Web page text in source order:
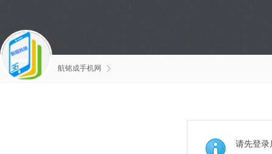
航铭成手机网
请先登录